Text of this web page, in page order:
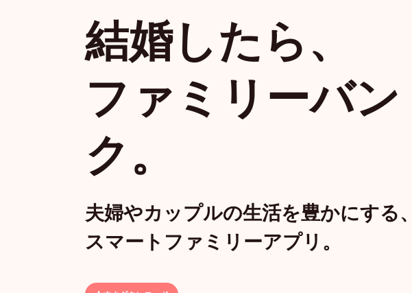
結婚したら、
ファミリーバン
ク。
夫婦やカップルの生活を豊かにする、
スマートファミリーアプリ。